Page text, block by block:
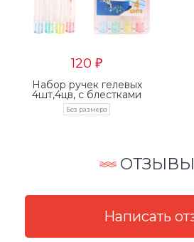
120 ₽
Набор ручек гелевых
4шт,4цв, с блестками
(НР-9915) в...
Без размера
ОТЗЫВЫ